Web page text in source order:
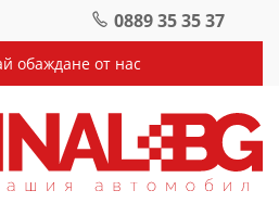
0889 35 35 37
обаждане от нас